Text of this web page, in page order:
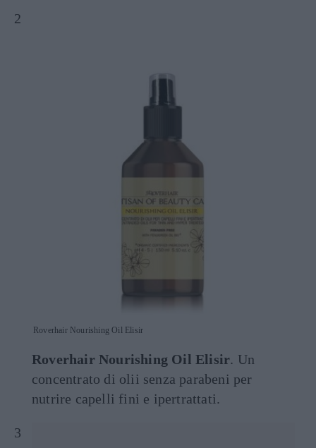
Roverhair Nourishing Oil Elisir
Roverhair Nourishing Oil Elisir. Un
concentrato di olii senza parabeni per
nutrire capelli fini e ipertrattati.